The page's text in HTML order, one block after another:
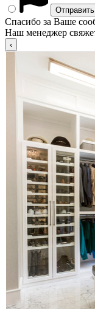
Спасибо за Ваше
Наш менеджер